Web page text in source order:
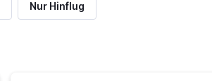
Nur Hinflug